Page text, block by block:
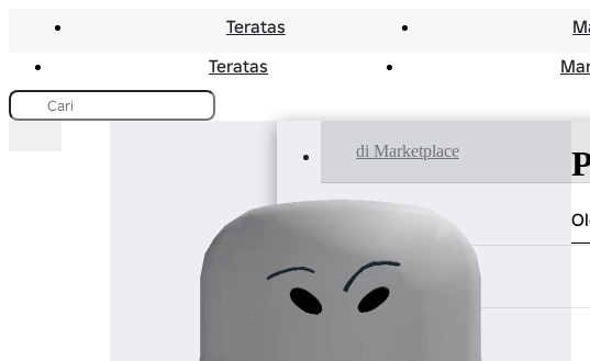
Teratas
Teratas
di Marketplace
di Komunitas